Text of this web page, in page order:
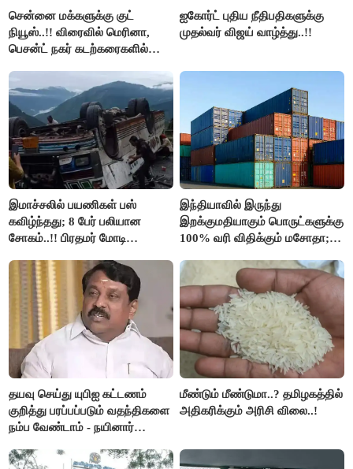
சென்னை மக்களுக்கு குட்
நியூஸ்..!! விரைவில் மெரினா,
பெசன்ட் நகர் கடற்கரைகளில்
ஐகோர்ட் புதிய நீதிபதிகளுக்கு
முதல்வர் விஜய் வாழ்த்து..!!
இமாச்சலில் பயணிகள் பஸ்
கவிழ்ந்தது; 8 பேர் பலியான
சோகம்..!! பிரதமர் மோடி
இந்தியாவில் இருந்து
இறக்குமதியாகும் பொருட்களுக்கு
100% வரி விதிக்கும் மசோதா;
தயவு செய்து யுபிஐ கட்டணம்
குறித்து பரப்பப்படும் வதந்திகளை
நம்ப வேண்டாம் - நயினார்
மீண்டும் மீண்டுமா..? தமிழகத்தில்
அதிகரிக்கும் அரிசி விலை..!